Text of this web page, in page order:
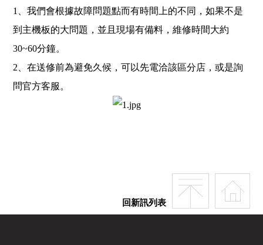
1、我們會根據故障問題點而有時間上的不同，如果不是
到主機板的大問題，並且現場有備料，維修時間大約
30~60分鐘。
2、在送修前為避免久候，可以先電洽該區分店，或是詢
問官方客服。
回新訊列表